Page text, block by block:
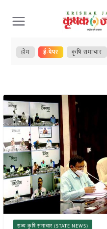
Skip
to
content
होम ई-पेपर कृषि समाचार
राज्य कृषि समाचार (STATE NEWS)